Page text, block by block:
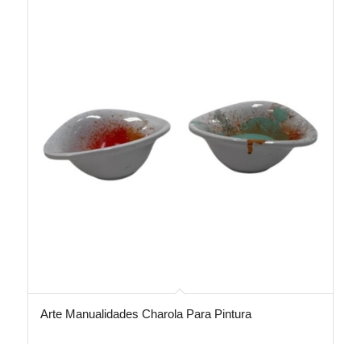
Arte Manualidades Charola Para Pintura